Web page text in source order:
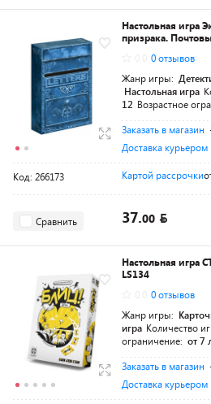
Настольная игра
призрака.
0 отзывов
Жанр игры:
Настольная игра
12 Возрастное
Заказать в магазин
Доставка курьером
Код: 266173 Картой рассрочки
Сравнить 37.00
Настольная
LS134
0 отзывов
Жанр игры:
игра Количество
ограничение: от 7
Заказать в магазин
Доставка курьером